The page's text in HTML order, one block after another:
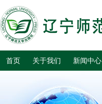
首页 关于我们 新闻中心